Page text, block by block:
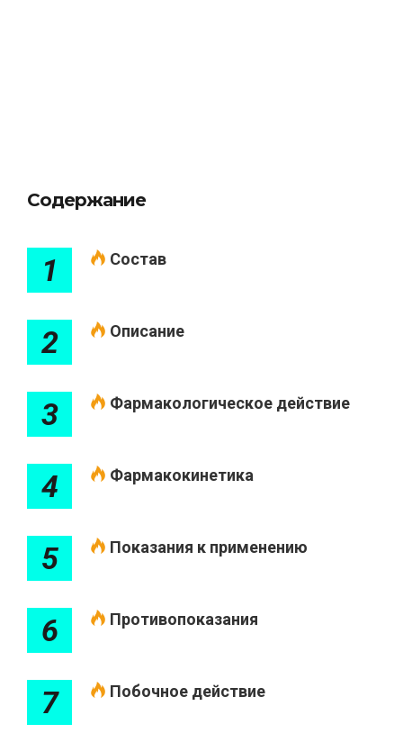
Содержание
1 Состав
2 Описание
3 Фармакологическое действие
4 Фармакокинетика
5 Показания к применению
6 Противопоказания
7 Побочное действие